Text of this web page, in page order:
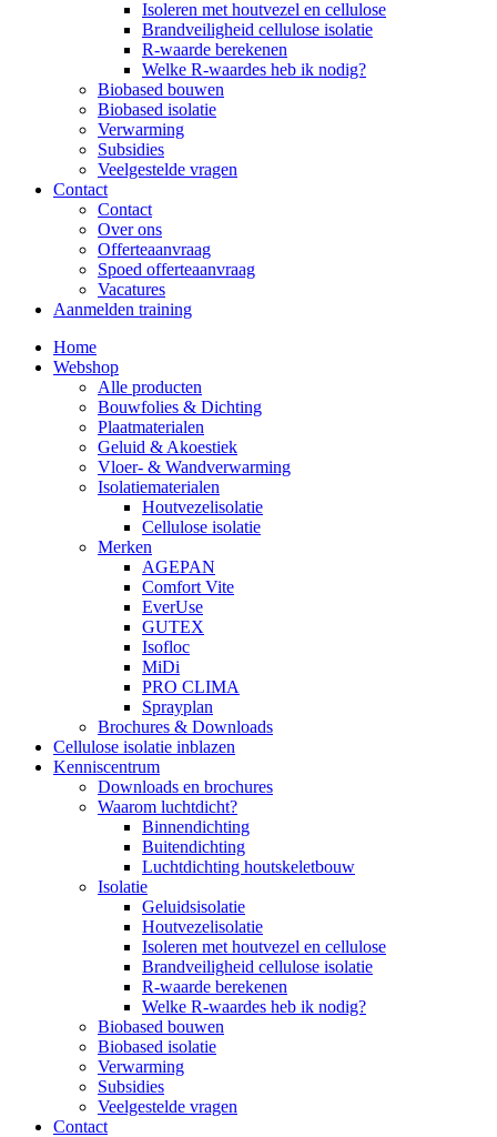
Isoleren met houtvezel en cellulose
Brandveiligheid cellulose isolatie
R-waarde berekenen
Welke R-waardes heb ik nodig?
Biobased bouwen
Biobased isolatie
Verwarming
Subsidies
Veelgestelde vragen
Contact
Contact
Over ons
Offerteaanvraag
Spoed offerteaanvraag
Vacatures
Aanmelden training
Home
Webshop
Alle producten
Bouwfolies & Dichting
Plaatmaterialen
Geluid & Akoestiek
Vloer- & Wandverwarming
Isolatiematerialen
Houtvezelisolatie
Cellulose isolatie
Merken
AGEPAN
Comfort Vite
EverUse
GUTEX
Isofloc
MiDi
PRO CLIMA
Sprayplan
Brochures & Downloads
Cellulose isolatie inblazen
Kenniscentrum
Downloads en brochures
Waarom luchtdicht?
Binnendichting
Buitendichting
Luchtdichting houtskeletbouw
Isolatie
Geluidsisolatie
Houtvezelisolatie
Isoleren met houtvezel en cellulose
Brandveiligheid cellulose isolatie
R-waarde berekenen
Welke R-waardes heb ik nodig?
Biobased bouwen
Biobased isolatie
Verwarming
Subsidies
Veelgestelde vragen
Contact